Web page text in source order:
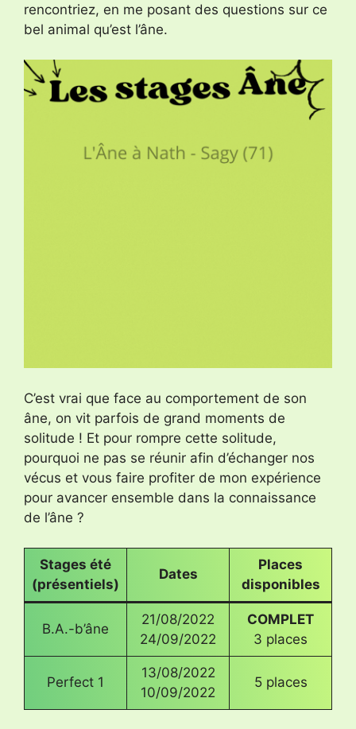
rencontriez, en me posant des questions sur ce
bel animal qu’est l’âne.
C’est vrai que face au comportement de son
âne, on vit parfois de grand moments de
solitude ! Et pour rompre cette solitude,
pourquoi ne pas se réunir afin d’échanger nos
vécus et vous faire profiter de mon expérience
pour avancer ensemble dans la connaissance
de l’âne ?
Stages été
(présentiels)
Dates
Places
disponibles
B.A.-b’âne
21/08/2022
24/09/2022
COMPLET
3 places
Perfect 1
13/08/2022
10/09/2022
5 places